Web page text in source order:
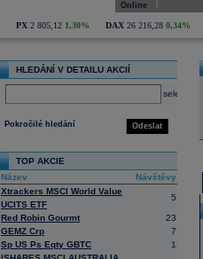
Online
PX 2 805,12 1,30% DAX 26 216,28 0,34%
HLEDÁNÍ V DETAILU AKCIÍ
select
Odeslat
Pokročilé hledání
TOP AKCIE
Název
Návštěvy
Xtrackers MSCI World Value
UCITS ETF
5
Red Robin Gourmt
23
GEMZ Crp
7
Sp US Ps Eqty GBTC
1